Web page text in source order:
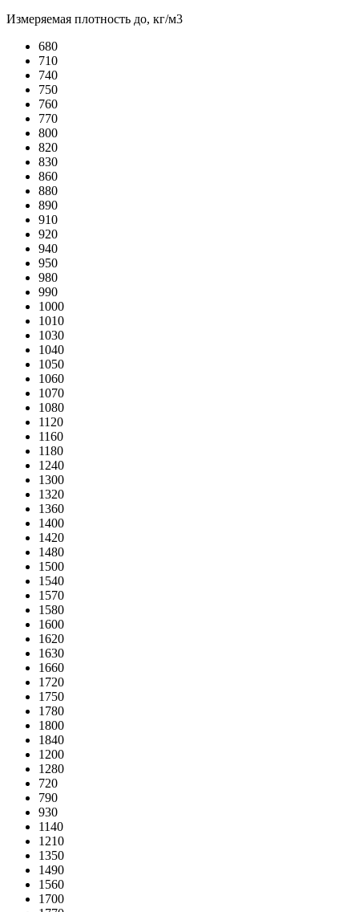
Измеряемая плотность до, кг/м3
680
710
740
750
760
770
800
820
830
860
880
890
910
920
940
950
980
990
1000
1010
1030
1040
1050
1060
1070
1080
1120
1160
1180
1240
1300
1320
1360
1400
1420
1480
1500
1540
1570
1580
1600
1620
1630
1660
1720
1750
1780
1800
1840
1200
1280
720
790
930
1140
1210
1350
1490
1560
1700